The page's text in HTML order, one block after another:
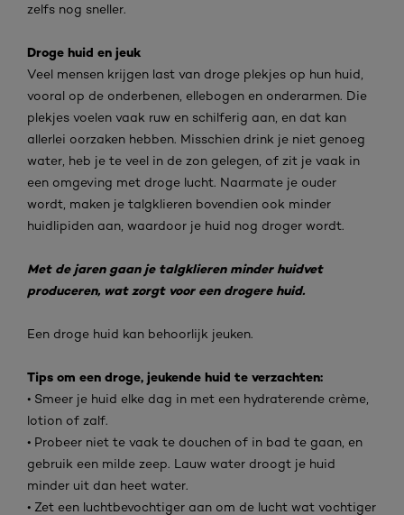
zelfs nog sneller.
Droge huid en jeuk
Veel mensen krijgen last van droge plekjes op hun huid,
vooral op de onderbenen, ellebogen en onderarmen. Die
plekjes voelen vaak ruw en schilferig aan, en dat kan
allerlei oorzaken hebben. Misschien drink je niet genoeg
water, heb je te veel in de zon gelegen, of zit je vaak in
een omgeving met droge lucht. Naarmate je ouder
wordt, maken je talgklieren bovendien ook minder
huidlipiden aan, waardoor je huid nog droger wordt.
Met de jaren gaan je talgklieren minder huidvet
produceren, wat zorgt voor een drogere huid.
Een droge huid kan behoorlijk jeuken.
Tips om een droge, jeukende huid te verzachten:
• Smeer je huid elke dag in met een hydraterende crème,
lotion of zalf.
• Probeer niet te vaak te douchen of in bad te gaan, en
gebruik een milde zeep. Lauw water droogt je huid
minder uit dan heet water.
• Zet een luchtbevochtiger aan om de lucht wat vochtiger